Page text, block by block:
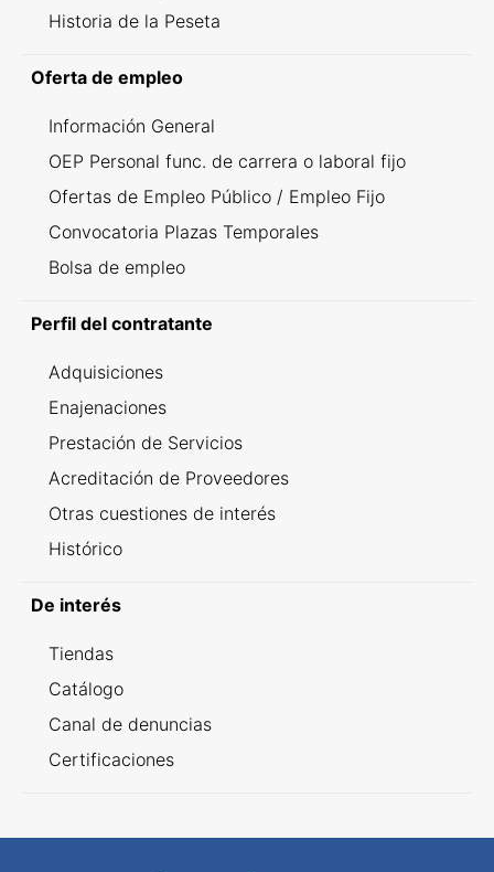
Historia de la Peseta
Oferta de empleo
Información General
OEP Personal func. de carrera o laboral fijo
Ofertas de Empleo Público / Empleo Fijo
Convocatoria Plazas Temporales
Bolsa de empleo
Perfil del contratante
Adquisiciones
Enajenaciones
Prestación de Servicios
Acreditación de Proveedores
Otras cuestiones de interés
Histórico
De interés
Tiendas
Catálogo
Canal de denuncias
Certificaciones